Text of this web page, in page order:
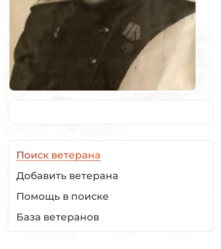
Поиск ветерана
Добавить ветерана
Помощь в поиске
База ветеранов